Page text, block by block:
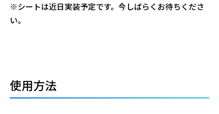
※シートは近日実装予定です。今しばらくお待ちくださ
い。
使用方法